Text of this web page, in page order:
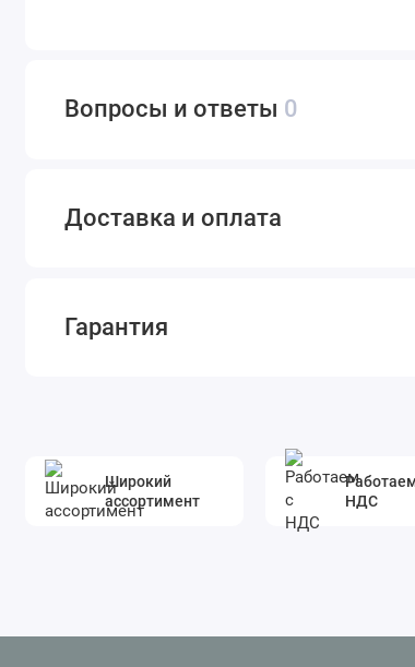
Вопросы и ответы 0
Доставка и оплата
Гарантия
Широкий
ассортимент
НДС